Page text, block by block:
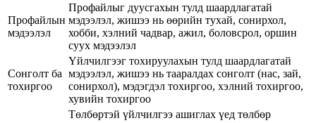
Профайлын
мэдээлэл
Профайлыг дуусгахын тулд шаардлагатай
мэдээлэл, жишээ нь өөрийн тухай, сонирхол,
хобби, хэлний чадвар, ажил, боловсрол, оршин
суух мэдээлэл
Сонголт ба
тохиргоо
Үйлчилгээг тохируулахын тулд шаардлагатай
мэдээлэл, жишээ нь тааралдах сонголт (нас, зай,
сонирхол), мэдэгдэл тохиргоо, хэлний тохиргоо,
хувийн тохиргоо
Төлбөртэй үйлчилгээ ашиглах үед төлбөр